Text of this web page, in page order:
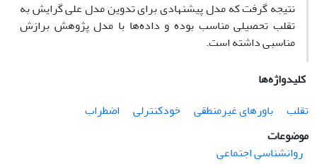
نتیجه گرفت که مدل پیشنهادی برای تدوین مدل علی گرایش به
تقلب تحصیلی مناسب بوده و داده‌ها با مدل پژوهش برازش
مناسبی داشته است.
کلیدواژه‌ها
تقلب
باورهای غیرمنطقی خودکنترلی
اضطراب
موضوعات
روانشناسی اجتماعی